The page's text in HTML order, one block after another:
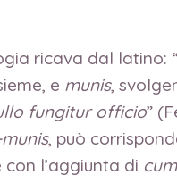
ricava dal latino: “
e munis,
fungitur officio”
, può
l’aggiunta di cum